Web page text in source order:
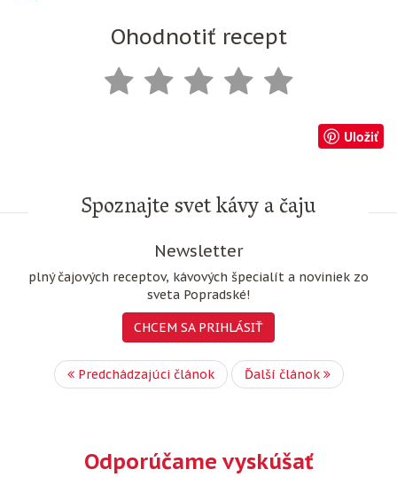
Ohodnotiť recept
Uložiť
Spoznajte svet kávy a čaju
Newsletter
plný čajových receptov, kávových špecialít a noviniek zo
sveta Popradské!
CHCEM SA PRIHLÁSIŤ
Predchádzajúci článok Ďalší článok
Odporúčame vyskúšať